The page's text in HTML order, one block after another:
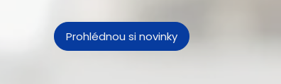
Prohlédnou si novinky